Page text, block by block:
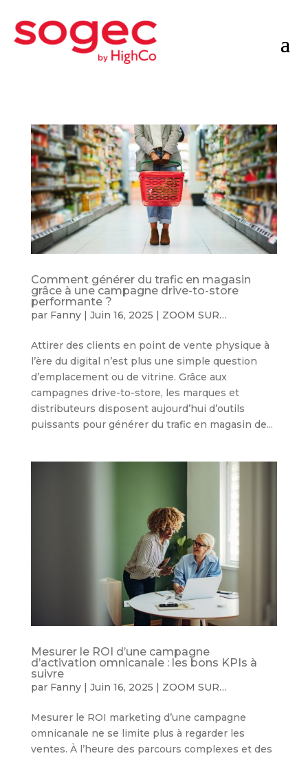
Comment générer du trafic en magasin
grâce à une campagne drive-to-store
performante ?
par Fanny| Juin 16, 2025 ZOOM SUR…
Attirer des clients en point de vente physique à
l’ère du digital n’est plus une simple question
d’emplacement ou de vitrine. Grâce aux
campagnes drive-to-store, les marques et
distributeurs disposent aujourd’hui d’outils
puissants pour générer du trafic en magasin de...
Mesurer le ROI d’une campagne
d’activation omnicanale : les bons KPIs à
suivre
par Fanny| Juin 16, 2025 ZOOM SUR…
Mesurer le ROI marketing d’une campagne
omnicanale ne se limite plus à regarder les
ventes. À l’heure des parcours complexes et des